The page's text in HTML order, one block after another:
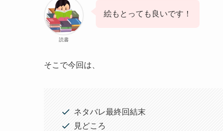
読書
絵もとっても良いです！
そこで今回は、
ネタバレ最終回結末
見どころ